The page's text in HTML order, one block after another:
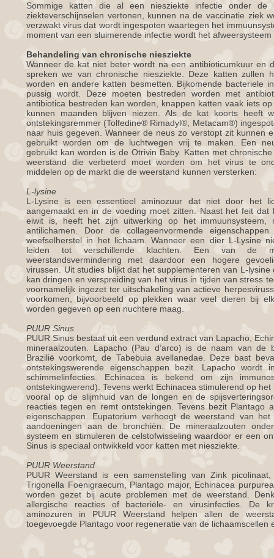
Sommige katten die al een niesziekte infectie onder
ziekteverschijnselen vertonen, kunnen na de vaccinatie ziek
verzwakt virus dat wordt ingespoten waartegen het
moment van een sluimerende infectie wordt het
Behandeling van chronische niesziekte
Wanneer de kat niet beter wordt na een antibioticumkuur en
spreken we van chronische niesziekte. Deze katten zullen
worden en andere katten besmetten. Bijkomende bacteriele
pussig wordt. Deze moeten bestreden worden met
antibiotica bestreden kan worden, knappen katten vaak iets
kunnen maanden blijven niezen. Als de kat koorts heeft
ontstekingsremmer (Tolfedine® Rimadyl®, Metacam®)
naar huis gegeven. Wanneer de neus zo verstopt zit kunnen
gebruikt worden om de luchtwegen vrij te maken. Een
gebruikt kan worden is de Otrivin Baby. Katten met
weerstand die verbeterd moet worden om het virus te
middelen op de markt die de weerstand kunnen versterken:
L-lysine
L-Lysine is een essentieel aminozuur dat niet door het
aangemaakt en in de voeding moet zitten. Naast het feit dat
eiwit is, heeft het zijn uitwerking op het
antilichamen. Door de collageenvormende
weefselherstel in het lichaam. Wanneer een dier L-Lysine
leiden tot verschillende klachten. Een van de
weerstandsvermindering met daardoor een hogere
virussen. Uit studies blijkt dat het supplementeren van L-
kan dringen en verspreiding van het virus in tijden van stress
voornamelijk ingezet ter uitschakeling van actieve
voorkomen, bijvoorbeeld op plekken waar veel dieren bij
worden gegeven op een nuchtere maag.
PUUR Sinus
PUUR Sinus bestaat uit een verdund extract van Lapacho,
mineraalzouten. Lapacho (Pau d’arco) is de naam van
Brazilië voorkomt, de Tabebuia avellanedae. Deze bast
ontstekingswerende eigenschappen bezit. Lapacho wordt
schimmelinfecties. Echinacea is bekend om zijn
ontstekingwerend). Tevens werkt Echinacea stimulerend op
vooral op de slijmhuid van de longen en de
reacties tegen en remt ontstekingen. Tevens bezit Plantago
eigenschappen. Eupatorium verhoogt de weerstand van
aandoeningen aan de bronchiën. De mineraalzouten
systeem en stimuleren de celstofwisseling waardoor er een
Sinus is speciaal ontwikkeld voor katten met niesziekte.
PUUR Weerstand
PUUR Weerstand is een samenstelling van Zink
Trigonella Foenigraecum, Plantago major, Echinacea
worden gezet bij acute problemen met de weerstand.
allergische reacties of bacteriële- en virusinfecties. De
aminozuren in PUUR Weerstand helpen allen de
toegevoegde Plantago voor regeneratie van de lichaamscellen